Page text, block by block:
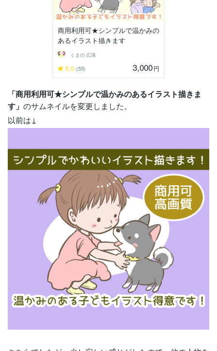
商用利用可★シンプルで温かみの
あるイラスト描きます
くまの 広珠
5.0 (59) 3,000円
「商用利用可★シンプルで温かみのあるイラスト描きま
す」 のサムネイルを変更しました。
以前は↓